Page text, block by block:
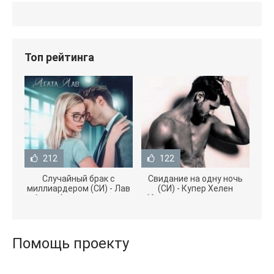
Топ рейтинга
212
Случайный брак с
миллиардером (СИ) - Лав
Агата (полная версия
122
Свидание на одну ночь
(СИ) - Купер Хелен
(бесплатные серии книг
Помощь проекту